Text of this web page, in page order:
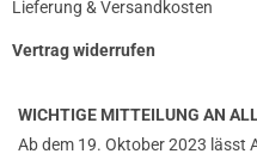
Matthias M.
Die Bewertung erfolgte
Lieferung & Versandkosten
Vertrag widerrufen
WICHTIGE MITTEILUNG AN
Ab dem 19. Oktober 2023 lässt